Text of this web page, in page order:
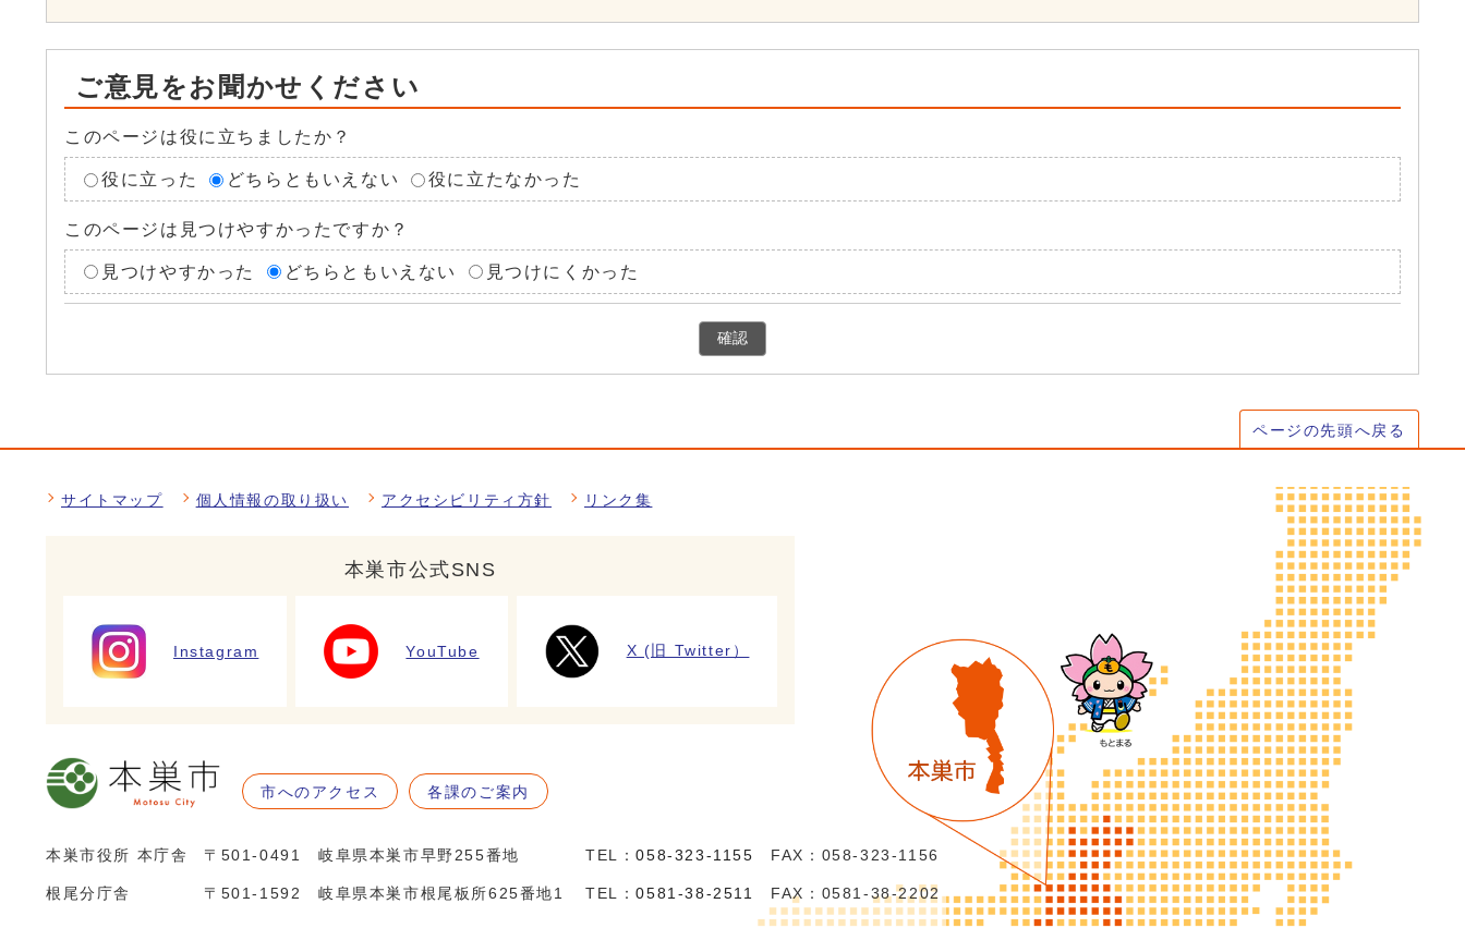
ご意見をお聞かせください
このページは役に立ちましたか？
役に立った どちらともいえない 役に立たなかった
このページは見つけやすかったですか？
見つけやすかった どちらともいえない 見つけにくかった
確認
ページの先頭へ戻る
サイトマップ 個人情報の取り扱い アクセシビリティ方針 リンク集
本巣市公式SNS
Instagram YouTube X (旧 Twitter）
市へのアクセス 各課のご案内
本巣市役所 本庁舎 〒501-0491 岐阜県本巣市早野255番地 TEL：058-323-1155 FAX：058-323-1156
根尾分庁舎 〒501-1592 岐阜県本巣市根尾板所625番地1 TEL：0581-38-2511 FAX：0581-38-2202